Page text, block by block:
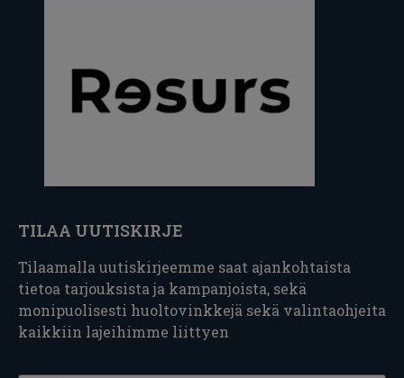
TILAA UUTISKIRJE
Tilaamalla uutiskirjeemme saat ajankohtaista
tietoa tarjouksista ja kampanjoista, sekä
monipuolisesti huoltovinkkejä sekä valintaohjeita
kaikkiin lajeihimme liittyen